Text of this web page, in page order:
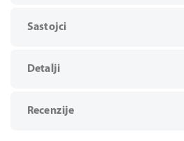
Sastojci
Detalji
Recenzije